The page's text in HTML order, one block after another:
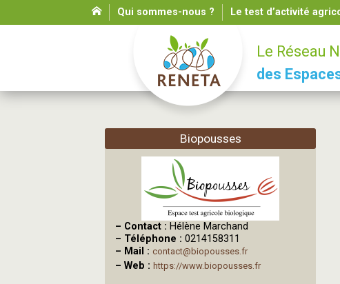
Qui sommes-nous ? Le test d’activité
Le Réseau
des
Biopousses
– Contact : Hélène Marchand
– Téléphone : 0214158311
– Mail : contact@biopousses.fr
– Web : https://www.biopousses.fr